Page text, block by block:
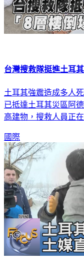
台灣搜救隊挺進土耳
土耳其強震造成多人
已抵達土耳其災區阿
高建物，搜救人員正
國際